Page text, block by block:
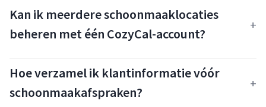
Kan ik meerdere schoonmaaklocaties
beheren met één CozyCal-account?
Hoe verzamel ik klantinformatie vóór
schoonmaakafspraken?